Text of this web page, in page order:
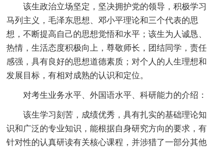
该生政治立场坚定，坚决拥护党的领导，积极学习
马列主义，毛泽东思想、邓小平理论和三个代表的思
想，不断提高自己的思想觉悟和水平；该生为人诚恳、
热情，生活态度积极向上，尊敬师长，团结同学，责任
感强，具有良好的思想道德素质；对个人的人生理想和
发展目标，有相对成熟的认识和定位。
对考生业务水平、外国语水平、科研能力的介绍：
该生学习刻苦，成绩优秀，具有扎实的基础理论知
识和广泛的专业知识，能根据自身研究方向的要求，有
针对性的认真研读有关核心课程，并涉猎了一部分其他